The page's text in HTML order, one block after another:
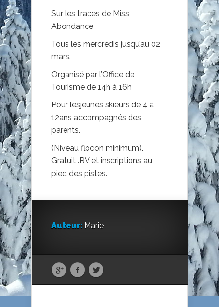
Sur les traces de Miss
Abondance
Tous les mercredis jusqu’au 02
mars.
Organisé par l’Office de
Tourisme de 14h à 16h
Pour lesjeunes skieurs de 4 à
12ans accompagnés des
parents.
(Niveau flocon minimum).
Gratuit .RV et inscriptions au
pied des pistes.
Auteur: Marie